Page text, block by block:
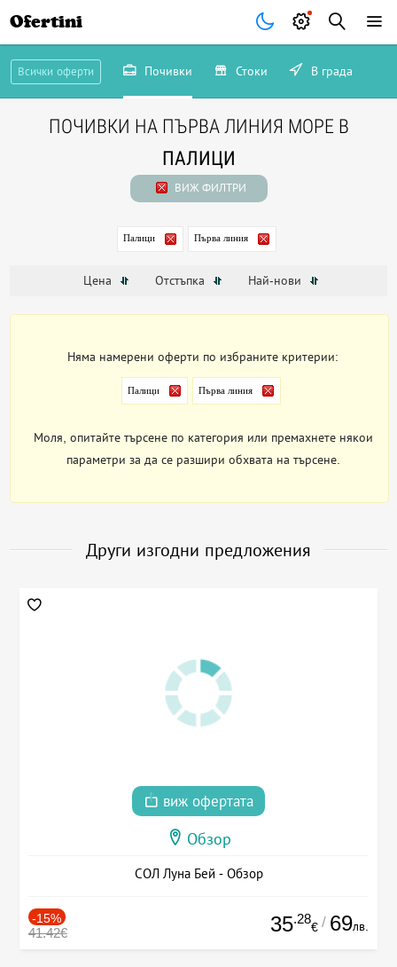
Ofertini
Всички оферти Почивки Стоки В града
ПОЧИВКИ НА ПЪРВА ЛИНИЯ МОРЕ В
ПАЛИЦИ
ВИЖ ФИЛТРИ
Палици Първа линия
Цена Отстъпка Най-нови
Няма намерени оферти по избраните критерии:
Палици Първа линия
Моля, опитайте търсене по категория или премахнете някои
параметри за да се разшири обхвата на търсене.
Други изгодни предложения
виж офертата
Обзор
СОЛ Луна Бей - Обзор
-15%
41.42€ 35.28
€ / 69лв.